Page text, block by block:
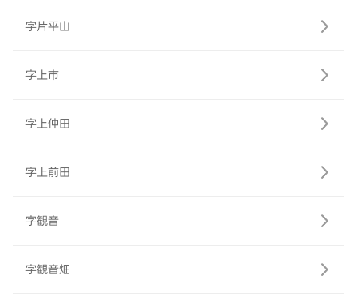
字片平山
字上市
字上仲田
字上前田
字観音
字観音畑